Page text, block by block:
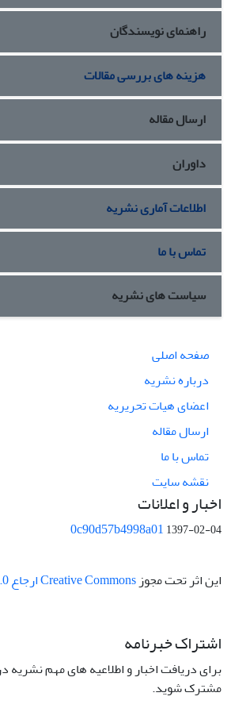
راهنمای نویسندگان
هزینه های بررسی مقالات
ارسال مقاله
داوران
اطلاعات آماری نشریه
تماس با ما
سیاست های نشریه
صفحه اصلی
درباره نشریه
اعضای هیات تحریریه
ارسال مقاله
تماس با ما
نقشه سایت
اخبار و اعلانات
0c90d57b4998a011397-02-04
این اثر تحت مجوز Creative Commons ارجاع 4.0 بین‌المللی
اشتراک خبرنامه
برای دریافت اخبار و اطلاعیه های مهم نشریه
مشترک شوید.